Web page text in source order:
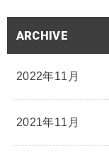
ARCHIVE
2022年11月
2021年11月